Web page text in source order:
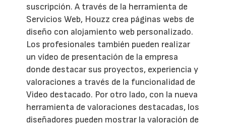
suscripción. A través de la herramienta de
Servicios Web, Houzz crea páginas webs de
diseño con alojamiento web personalizado.
Los profesionales también pueden realizar
un vídeo de presentación de la empresa
donde destacar sus proyectos, experiencia y
valoraciones a través de la funcionalidad de
Video destacado. Por otro lado, con la nueva
herramienta de valoraciones destacadas, los
diseñadores pueden mostrar la valoración de